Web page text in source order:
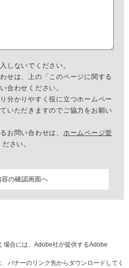
しないでください。
せは、上の「このページに関する
合わせください。
分かりやすく役に立つホームペー
いただきますのでご協力をお願い
お問い合わせは、 ホームページ管
さい。
場合には、Adobe社が提供するAdobe
バナーのリンク先からダウンロードしてく